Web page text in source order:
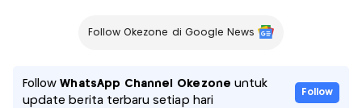
Follow Okezone di Google News
FollowWhatsApp Channel Okezone untuk
update berita terbaru setiap hari
Follow